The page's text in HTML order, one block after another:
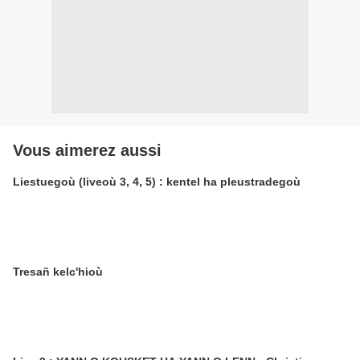
Vous aimerez aussi
Liestuegoù (liveoù 3, 4, 5) : kentel ha pleustradegoù
Tresañ kelc'hioù